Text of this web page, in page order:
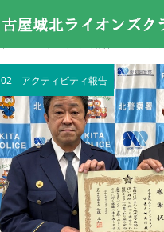
02 アクティビティ報告